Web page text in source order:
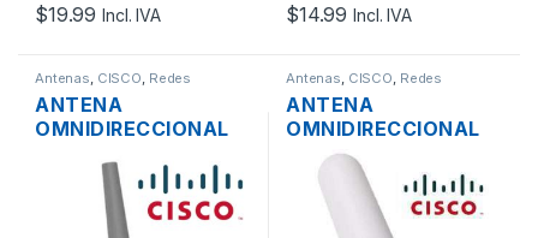
$19.99 Incl. IVA $14.99 Incl. IVA
Antenas CISCO Redes
ANTENA
OMNIDIRECCIONAL
ANT2422DG-R DE 2
DBI 2.4GHZ
Antenas CISCO Redes
ANTENA
OMNIDIRECCIONAL
CISCO AIR-
ANT2535SDW-R=
DUAL BAND DE
2.4/5GHZ 3/5 DBI